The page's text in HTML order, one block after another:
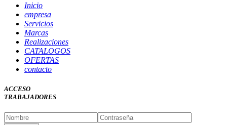
Inicio
empresa
Servicios
Marcas
Realizaciones
CATALOGOS
OFERTAS
contacto
ACCESO
TRABAJADORES